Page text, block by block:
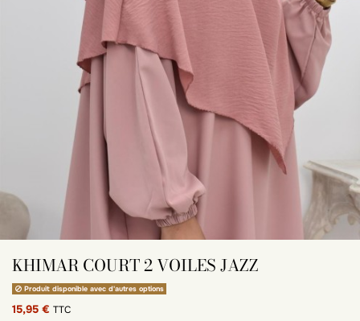
KHIMAR COURT 2 VOILES JAZZ
Produit disponible avec d'autres options
15,95 € TTC